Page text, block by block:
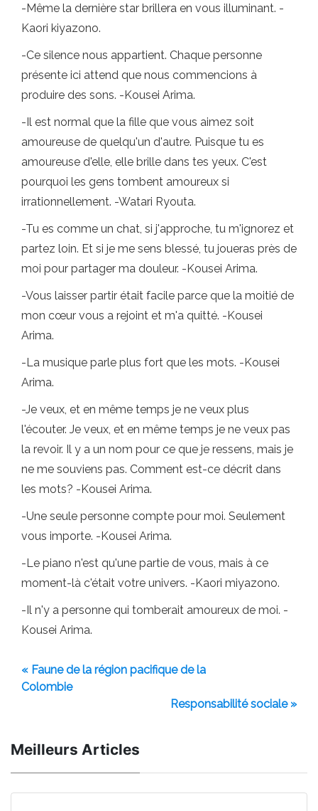
-Même la dernière star brillera en vous illuminant. -
Kaori kiyazono.
-Ce silence nous appartient. Chaque personne
présente ici attend que nous commencions à
produire des sons. -Kousei Arima.
-Il est normal que la fille que vous aimez soit
amoureuse de quelqu'un d'autre. Puisque tu es
amoureuse d'elle, elle brille dans tes yeux. C'est
pourquoi les gens tombent amoureux si
irrationnellement. -Watari Ryouta.
-Tu es comme un chat, si j'approche, tu m'ignorez et
partez loin. Et si je me sens blessé, tu joueras près de
moi pour partager ma douleur. -Kousei Arima.
-Vous laisser partir était facile parce que la moitié de
mon cœur vous a rejoint et m'a quitté. -Kousei
Arima.
-La musique parle plus fort que les mots. -Kousei
Arima.
-Je veux, et en même temps je ne veux plus
l'écouter. Je veux, et en même temps je ne veux pas
la revoir. Il y a un nom pour ce que je ressens, mais je
ne me souviens pas. Comment est-ce décrit dans
les mots? -Kousei Arima.
-Une seule personne compte pour moi. Seulement
vous importe. -Kousei Arima.
-Le piano n'est qu'une partie de vous, mais à ce
moment-là c'était votre univers. -Kaori miyazono.
-Il n'y a personne qui tomberait amoureux de moi. -
Kousei Arima.
« Faune de la région pacifique de la
Colombie
Responsabilité sociale »
Meilleurs Articles